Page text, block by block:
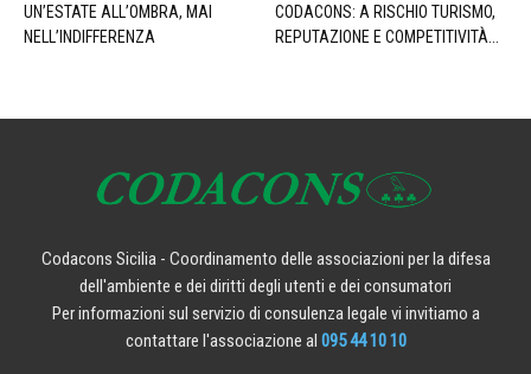
UN’ESTATE ALL’OMBRA, MAI
NELL’INDIFFERENZA
CODACONS: A RISCHIO TURISMO,
REPUTAZIONE E COMPETITIVITÀ...
Codacons Sicilia - Coordinamento delle associazioni per la difesa
dell'ambiente e dei diritti degli utenti e dei consumatori
Per informazioni sul servizio di consulenza legale vi invitiamo a
contattare l'associazione al 095 44 10 10